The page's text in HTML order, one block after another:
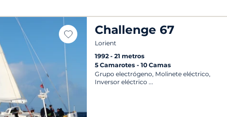
Challenge 67
Lorient
1992
21 metros
5 Camarotes 10 Camas
Grupo electrógeno, Molinete eléctrico,
Inversor eléctrico